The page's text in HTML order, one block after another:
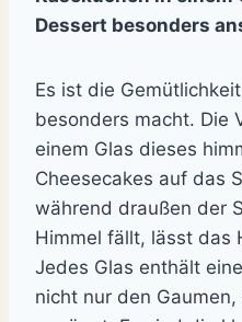
Dessert besonders
Es ist die
besonders macht. Die
einem Glas dieses
Cheesecakes auf das
während draußen der
Himmel fällt, lässt das
Jedes Glas enthält
nicht nur den